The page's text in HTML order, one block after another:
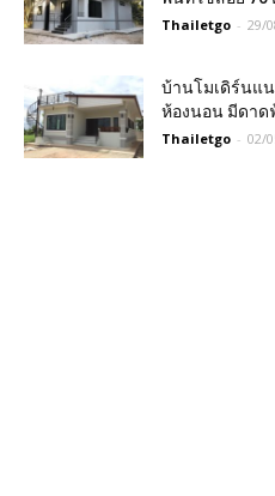
Thailetgo - 29/
บ้านโมเดิร์นแ
ห้องนอน มีดาด
Thailetgo - 02/